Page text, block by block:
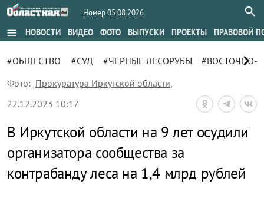
Номер 05.08.2026
menu НОВОСТИ ВИДЕО ФОТО ВЫПУСКИ ПРОЕКТЫ ПРАВОВОЙ
#ОБЩЕСТВО #СУД #ЧЕРНЫЕ ЛЕСОРУБЫ #ВОСТОЧНО-
chevron_right
Фото: Прокуратура Иркутской области,
22.12.2023 10:17
В Иркутской области на 9 лет осудили
организатора сообщества за
контрабанду леса на 1,4 млрд рублей